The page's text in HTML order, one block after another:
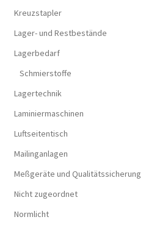
Kreuzstapler
Lager- und Restbestände
Lagerbedarf
Schmierstoffe
Lagertechnik
Laminiermaschinen
Luftseitentisch
Mailinganlagen
Meßgeräte und Qualitätssicherung
Nicht zugeordnet
Normlicht